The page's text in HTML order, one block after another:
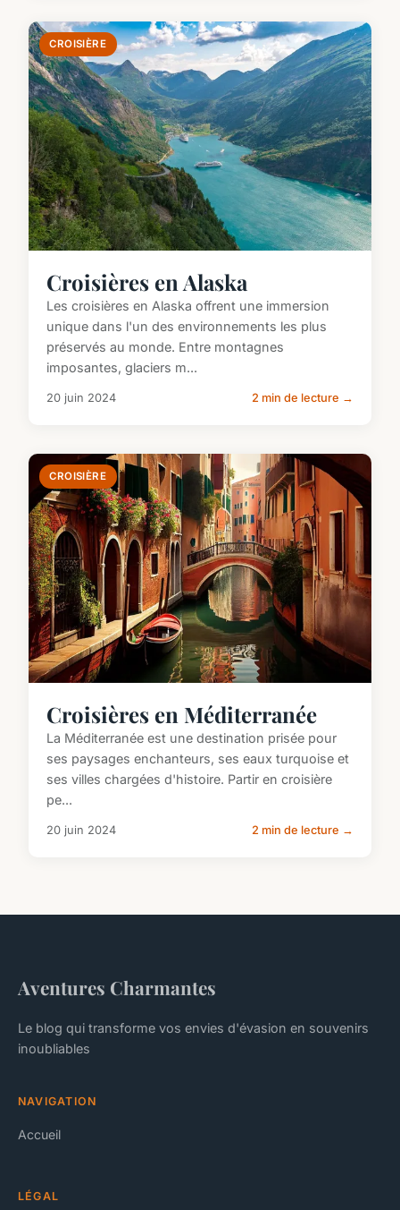
CROISIÈRE
Croisières en Alaska
Les croisières en Alaska offrent une immersion
unique dans l'un des environnements les plus
préservés au monde. Entre montagnes
imposantes, glaciers m...
20 juin 2024 2 min de lecture →
CROISIÈRE
Croisières en Méditerranée
La Méditerranée est une destination prisée pour
ses paysages enchanteurs, ses eaux turquoise et
ses villes chargées d'histoire. Partir en croisière
pe...
20 juin 2024 2 min de lecture →
Aventures Charmantes
Le blog qui transforme vos envies d'évasion en souvenirs
inoubliables
NAVIGATION
Accueil
LÉGAL